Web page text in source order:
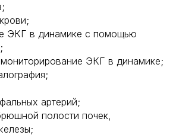
ЭКГ в динамике с помощью
ЭКГ в динамике;
артерий;
полости почек,